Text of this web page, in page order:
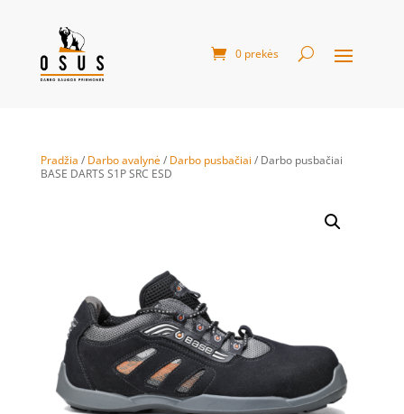
0 prekės
Pradžia / Darbo avalynė/ Darbo pusbačiai / Darbo pusbačiai
BASE DARTS S1P SRC ESD